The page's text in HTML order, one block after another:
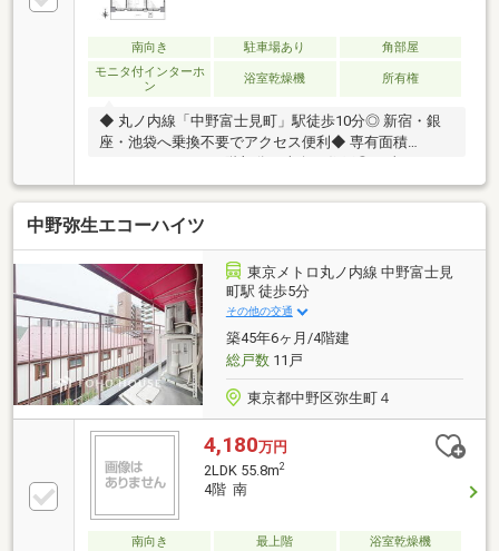
南向き 駐車場あり
角部屋
モニタ付インターホ
ン
浴室乾燥機 所有権
◆ 丸ノ内線「中野富士見町」駅徒歩10分◎ 新宿・銀
座・池袋へ乗換不要でアクセス便利◆ 専有面積
75.63m2・3LDK、9階部分の南向き住戸◎ 日当たりと
眺望が確保された住戸位置◆ LDK約15.1帖、3居室を
確保したファミリー向け間取り◎ 各居室に収納を備
え、生活空間を整理しやすい設計◆ 室内リノベーショ
ン実施◎ 食洗機・浴室乾燥機・追焚機能付きで家事効
率に配慮◆ オートロック・エレベーター有、管理会社
日勤管理◎ 長期修繕計画あり、修繕履歴もある管理体
制
中野弥生エコーハイツ
東京メトロ丸ノ内線 中野富士見
町駅 徒歩5分
その他の交通
築45年6ヶ月/4階建
総戸数11戸
東京都中野区弥生町４
4,180万円
2LDK 55.8m2
4階 南
南向き 最上階
浴室乾燥機